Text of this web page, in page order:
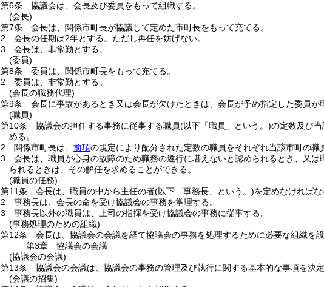
第6条
協議会は、会長及び委員をもって組織する。
(会長)
第7条
会長は、関係市町長が協議して定めた市町長をもって充てる。
2
会長の任期は2年とする。 ただし再任を妨げない。
3
会長は、非常勤とする。
(委員)
第8条
委員は、関係市町長をもって充てる。
2
委員は、非常勤とする。
(会長の職務代理)
第9条
会長に事故があるとき又は会長が欠けたときは、会長が予め指定した委員が
(職員)
第10条
協議会の担任する事務に従事する職員(以下「職員」という。)の定数及び
める。
2
関係市町長は、 前項の規定により配分された定数の職員をそれぞれ当該市町の職
3
会長は、職員が心身の故障のため職務の遂行に堪えないと認められるとき、又
られるときは、その解任を求めることができる。
(職員の任務)
第11条
会長は、職員の中から主任の者(以下「事務長」という。)を定めなければな
2
事務長は、会長の命を受け協議会の事務を掌理する。
3
事務長以外の職員は、上司の指揮を受け協議会の事務に従事する。
(事務処理のための組織)
第12条
会長は、協議会の会議を経て協議会の事務を処理するために必要な組織を設
第3章
協議会の会議
(協議会の会議)
第13条
協議会の会議は、協議会の事務の管理及び執行に関する基本的な事項を決定
(会議の招集)